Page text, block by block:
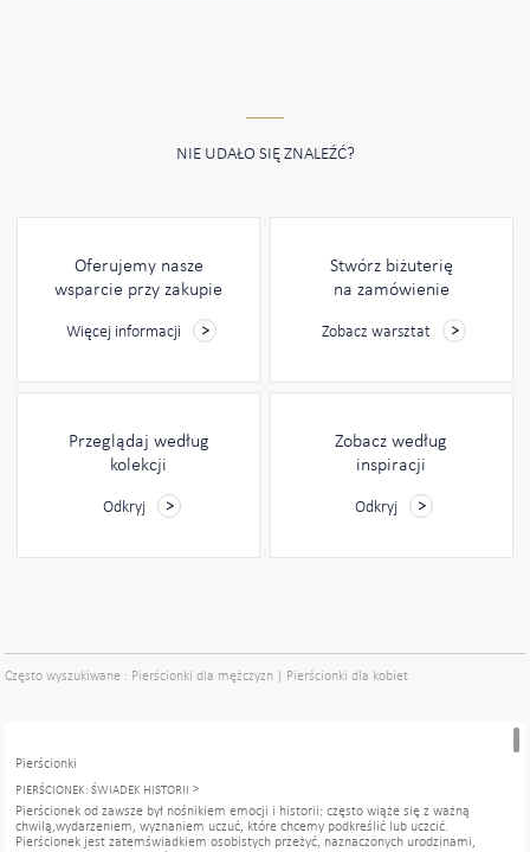
NIE UDAŁO SIĘ ZNALEŹĆ?
Oferujemy nasze
wsparcie przy zakupie
Więcej informacji
Stwórz biżuterię
na zamówienie
Zobacz warsztat
Przeglądaj według
kolekcji
Odkryj
Zobacz według
inspiracji
Odkryj
Często wyszukiwane : Pierścionki dla mężczyzn Pierścionki dla kobiet
Pierścionki
PIERŚCIONEK: ŚWIADEK HISTORII
Pierścionek od zawsze był nośnikiem emocji i historii: często wiąże się z ważną
chwilą,wydarzeniem, wyznaniem uczuć, które chcemy podkreślić lub uczcić.
Pierścionek jest zatemświadkiem osobistych przeżyć, naznaczonych urodzinami,